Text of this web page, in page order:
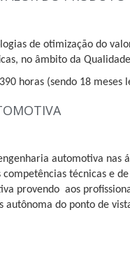
de otimização do
no âmbito da
horas (sendo 18
automotiva
técnicas e
provendo aos
do ponto de